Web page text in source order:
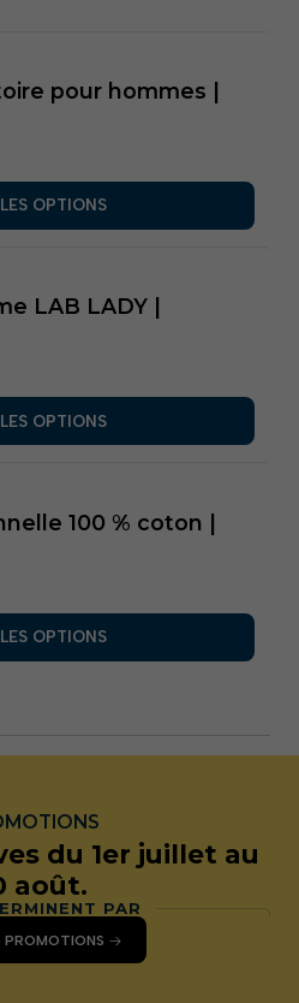
pour hommes |
OPTIONS
LAB LADY |
OPTIONS
100 % coton |
OPTIONS
du 1er juillet au
août.
PAR
PROMOTIONS